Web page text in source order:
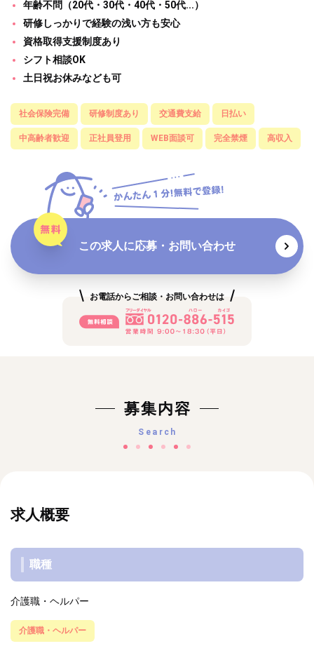
年齢不問（20代・30代・40代・50代...）
研修しっかりで経験の浅い方も安心
資格取得支援制度あり
シフト相談OK
土日祝お休みなども可
社会保険完備 研修制度あり 交通費支給 日払い
中高齢者歓迎 正社員登用 WEB面談可 完全禁煙 高収入
この求人に応募・お問い合わせ
お電話からご相談・お問い合わせは
募集内容
Search
求人概要
職種
介護職・ヘルパー
介護職・ヘルパー